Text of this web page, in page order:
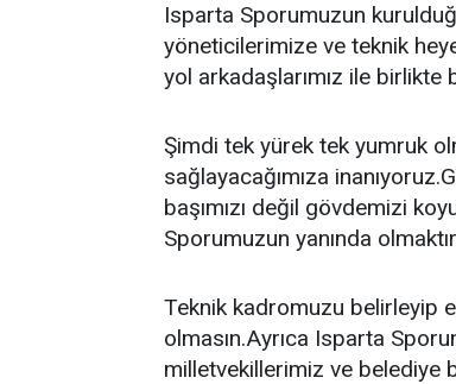
Isparta Sporumuzun
yöneticilerimize ve teknik
yol arkadaşlarımız ile birlikte
Şimdi tek yürek tek yumruk
sağlayacağımıza
başımızı değil gövdemizi
Sporumuzun yanında
Teknik kadromuzu belirleyip
olmasın.Ayrıca Isparta
milletvekillerimiz ve belediye